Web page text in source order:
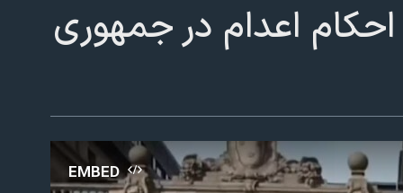
اعدام در جمهوری
EMBED